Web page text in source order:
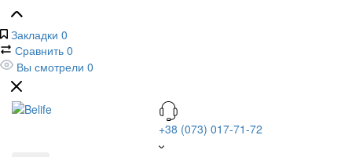
Закладки 0
Сравнить 0
Вы смотрели 0
+38 (073) 017-71-72